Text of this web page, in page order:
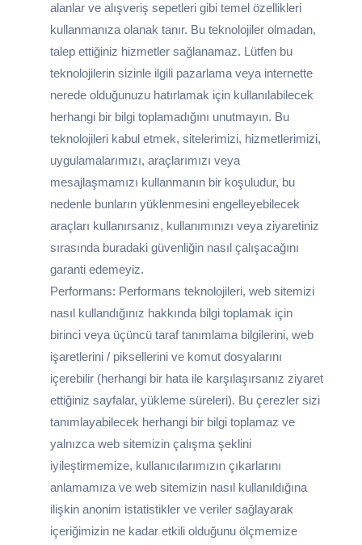
alanlar ve alışveriş sepetleri gibi temel özellikleri
kullanmanıza olanak tanır. Bu teknolojiler olmadan,
talep ettiğiniz hizmetler sağlanamaz. Lütfen bu
teknolojilerin sizinle ilgili pazarlama veya internette
nerede olduğunuzu hatırlamak için kullanılabilecek
herhangi bir bilgi toplamadığını unutmayın. Bu
teknolojileri kabul etmek, sitelerimizi, hizmetlerimizi,
uygulamalarımızı, araçlarımızı veya
mesajlaşmamızı kullanmanın bir koşuludur, bu
nedenle bunların yüklenmesini engelleyebilecek
araçları kullanırsanız, kullanımınızı veya ziyaretiniz
sırasında buradaki güvenliğin nasıl çalışacağını
garanti edemeyiz.
Performans: Performans teknolojileri, web sitemizi
nasıl kullandığınız hakkında bilgi toplamak için
birinci veya üçüncü taraf tanımlama bilgilerini, web
işaretlerini / piksellerini ve komut dosyalarını
içerebilir (herhangi bir hata ile karşılaşırsanız ziyaret
ettiğiniz sayfalar, yükleme süreleri). Bu çerezler sizi
tanımlayabilecek herhangi bir bilgi toplamaz ve
yalnızca web sitemizin çalışma şeklini
iyileştirmemize, kullanıcılarımızın çıkarlarını
anlamamıza ve web sitemizin nasıl kullanıldığına
ilişkin anonim istatistikler ve veriler sağlayarak
içeriğimizin ne kadar etkili olduğunu ölçmemize